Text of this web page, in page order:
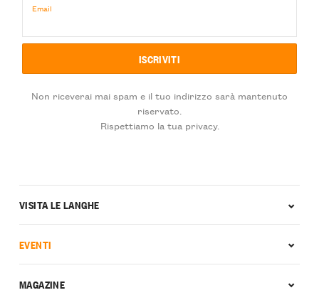
Email
Non riceverai mai spam e il tuo indirizzo sarà mantenuto
riservato.
Rispettiamo la tua privacy.
VISITA LE LANGHE
EVENTI
MAGAZINE